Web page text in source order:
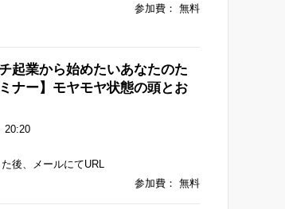
参加費： 無料
起業から始めたいあなたのた
ナー】モヤモヤ状態の頭とお
20:20
後、メールにてURL
参加費： 無料